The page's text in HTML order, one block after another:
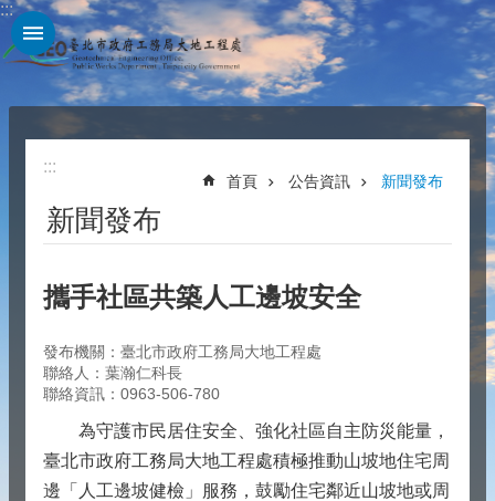
跳到主要內容區塊
:::
:::
首頁 公告資訊 新聞發布
新聞發布
攜手社區共築人工邊坡安全
發布機關：臺北市政府工務局大地工程處
聯絡人：葉瀚仁科長
聯絡資訊：0963-506-780
為守護市民居住安全、強化社區自主防災能量，
臺北市政府工務局大地工程處積極推動山坡地住宅周
邊「人工邊坡健檢」服務，鼓勵住宅鄰近山坡地或周